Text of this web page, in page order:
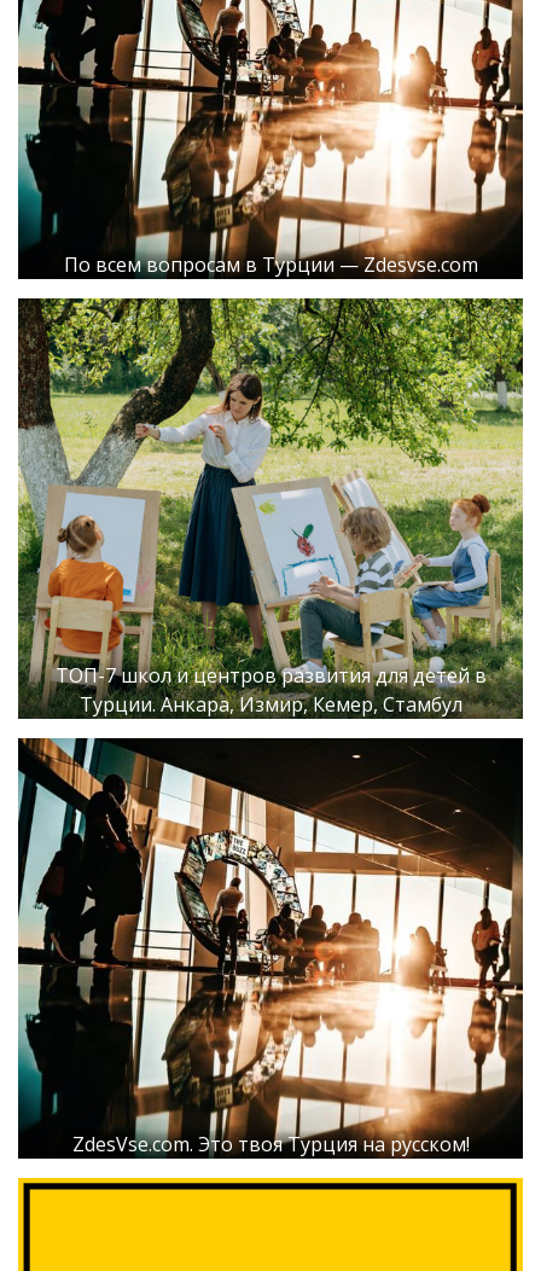
По всем вопросам в Турции — Zdesvse.com
ТОП-7 школ и центров развития для детей в
Турции. Анкара, Измир, Кемер, Стамбул
ZdesVse.com. Это твоя Турция на русском!